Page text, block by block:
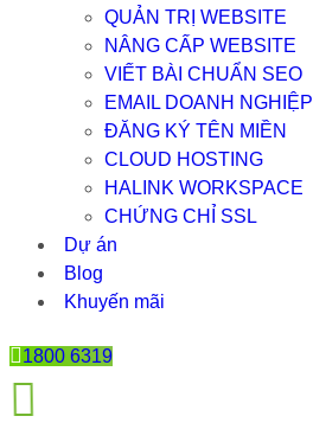
QUẢN TRỊ WEBSITE
NÂNG CẤP WEBSITE
VIẾT BÀI CHUẨN SEO
EMAIL DOANH NGHIỆP
ĐĂNG KÝ TÊN MIỀN
CLOUD HOSTING
HALINK WORKSPACE
CHỨNG CHỈ SSL
Dự án
Blog
Khuyến mãi
1800 6319